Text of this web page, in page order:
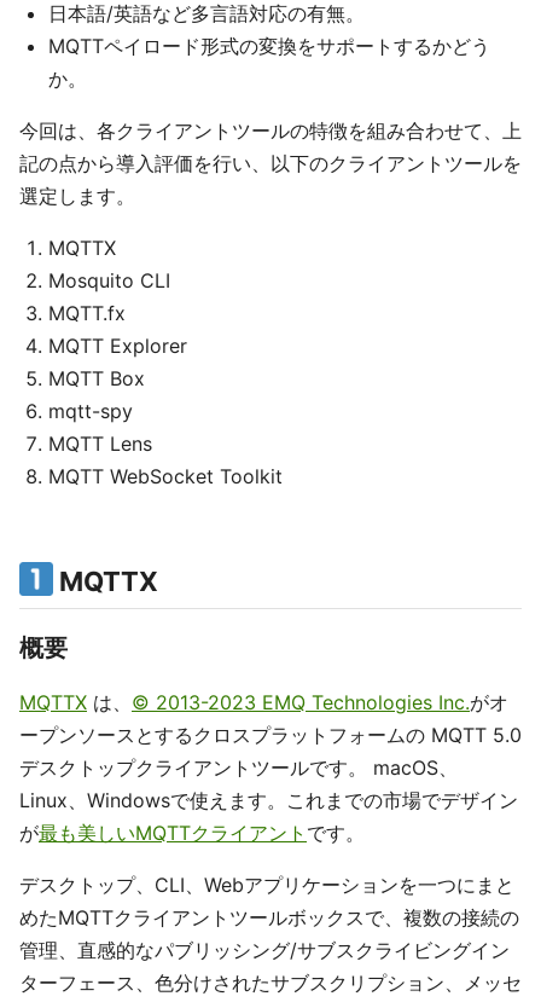
日本語/英語など多言語対応の有無。
MQTTペイロード形式の変換をサポートするかどう
か。
今回は、各クライアントツールの特徴を組み合わせて、上
記の点から導入評価を行い、以下のクライアントツールを
選定します。
MQTTX
Mosquito CLI
MQTT.fx
MQTT Explorer
MQTT Box
mqtt-spy
MQTT Lens
MQTT WebSocket Toolkit
MQTTX
概要
MQTTX は、 © 2013-2023 EMQ Technologies Inc.がオ
ープンソースとするクロスプラットフォームの MQTT 5.0
デスクトップクライアントツールです。 macOS、
Linux、Windowsで使えます。これまでの市場でデザイン
が最も美しいMQTTクライアント です。
デスクトップ、CLI、Webアプリケーションを一つにまと
めたMQTTクライアントツールボックスで、複数の接続の
管理、直感的なパブリッシング/サブスクライビングイン
ターフェース、色分けされたサブスクリプション、メッセ